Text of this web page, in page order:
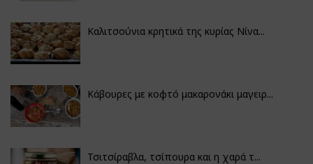
Καλιτσούνια κρητικά της κυρίας Νίνα...
Κάβουρες με κοφτό μακαρονάκι μαγειρ...
Τσιτσίραβλα, τσίπουρα και η χαρά τ...